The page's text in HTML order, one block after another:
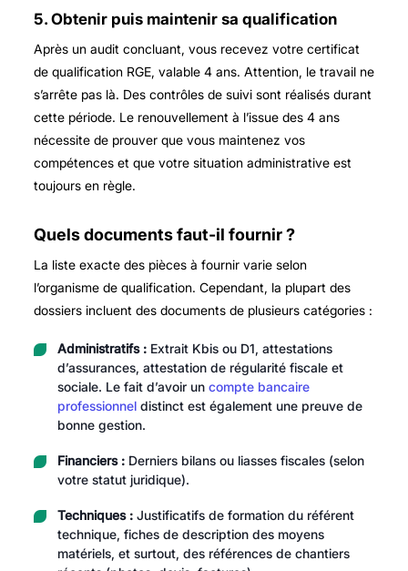
5. Obtenir puis maintenir sa qualification
Après un audit concluant, vous recevez votre certificat
de qualification RGE, valable 4 ans. Attention, le travail ne
s’arrête pas là. Des contrôles de suivi sont réalisés durant
cette période. Le renouvellement à l’issue des 4 ans
nécessite de prouver que vous maintenez vos
compétences et que votre situation administrative est
toujours en règle.
Quels documents faut-il fournir ?
La liste exacte des pièces à fournir varie selon
l’organisme de qualification. Cependant, la plupart des
dossiers incluent des documents de plusieurs catégories :
Administratifs :Extrait Kbis ou D1, attestations
d’assurances, attestation de régularité fiscale et
sociale. Le fait d’avoir un compte bancaire
professionneldistinct est également une preuve de
bonne gestion.
Financiers :Derniers bilans ou liasses fiscales (selon
votre statut juridique).
Techniques :Justificatifs de formation du référent
technique, fiches de description des moyens
matériels, et surtout, des références de chantiers